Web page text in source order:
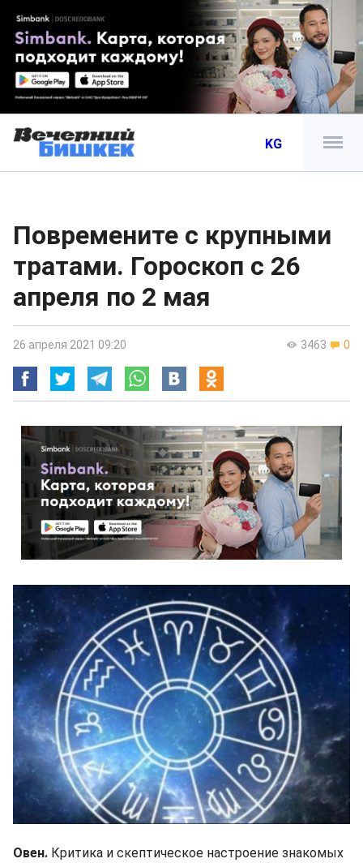
KG
Повремените с крупными
тратами. Гороскоп с 26
апреля по 2 мая
3463 0
26 апреля 2021 09:20
Овен. Критика и скептическое настроение знакомых